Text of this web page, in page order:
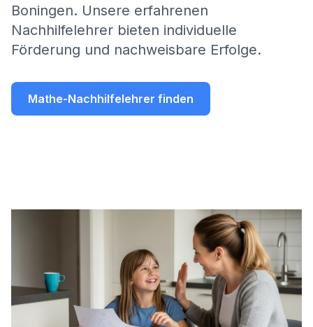
Boningen. Unsere erfahrenen
Nachhilfelehrer bieten individuelle
Förderung und nachweisbare Erfolge.
Mathe-Nachhilfelehrer finden